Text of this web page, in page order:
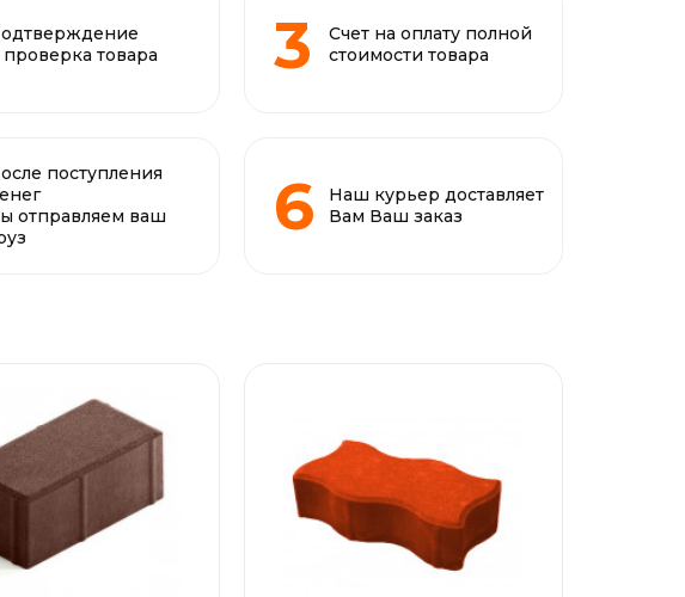
проверка товара
Счет на оплату полной
стоимости товара
поступления
отправляем ваш
Наш курьер доставляет
Вам Ваш заказ